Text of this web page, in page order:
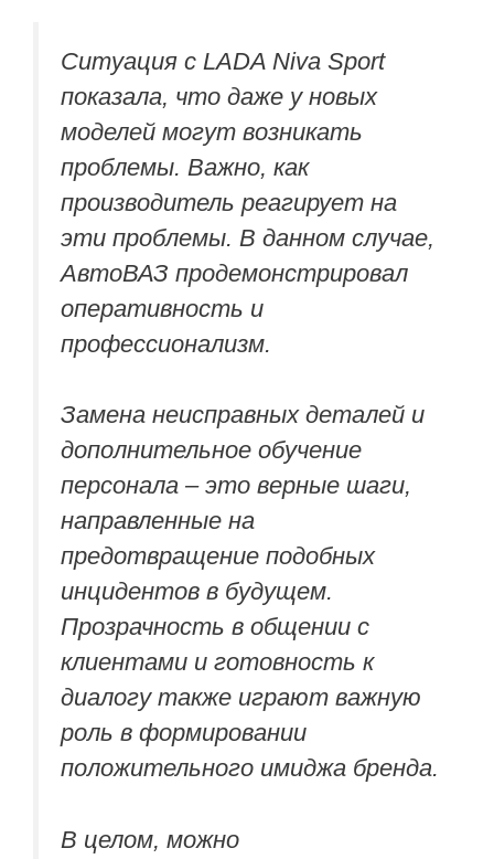
Ситуация с LADA Niva Sport
показала, что даже у новых
моделей могут возникать
проблемы. Важно, как
производитель реагирует на
эти проблемы. В данном случае,
АвтоВАЗ продемонстрировал
оперативность и
профессионализм.
Замена неисправных деталей и
дополнительное обучение
персонала – это верные шаги,
направленные на
предотвращение подобных
инцидентов в будущем.
Прозрачность в общении с
клиентами и готовность к
диалогу также играют важную
роль в формировании
положительного имиджа бренда.
В целом, можно